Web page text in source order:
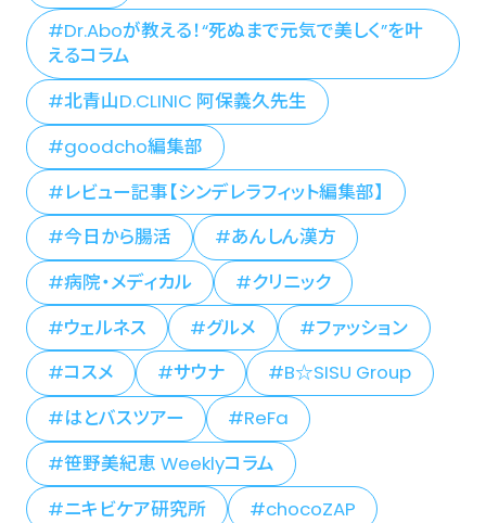
Dr.Aboが教える！“死ぬまで元気で美しく”を叶
えるコラム
北青山D.CLINIC 阿保義久先生
goodcho編集部
レビュー記事【シンデレラフィット編集部】
今日から腸活
あんしん漢方
病院・メディカル
クリニック
ウェルネス
グルメ
ファッション
コスメ
サウナ
B☆SISU Group
はとバスツアー
ReFa
笹野美紀恵 Weeklyコラム
ニキビケア研究所
chocoZAP